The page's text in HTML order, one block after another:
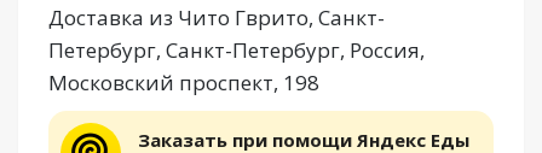
Доставка из Чито Гврито, Санкт-
Петербург, Санкт-Петербург, Россия,
Московский проспект, 198
Заказать при помощи Яндекс Еды